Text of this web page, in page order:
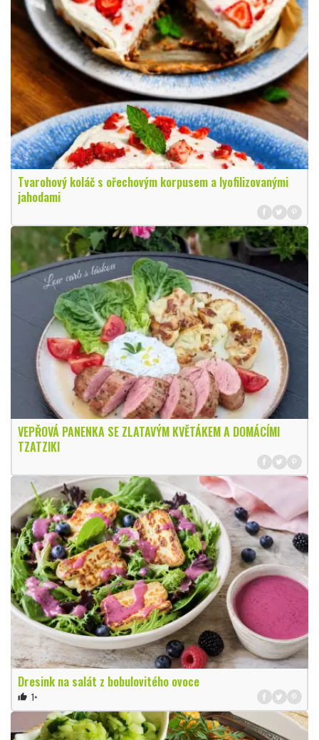
Tvarohový koláč s ořechovým korpusem a lyofilizovanými
jahodami
VEPŘOVÁ PANENKA SE ZLATAVÝM KVĚTÁKEM A DOMÁCÍMI
TZATZIKI
Dresink na salát z bobulovitého ovoce
thumb_up 1×